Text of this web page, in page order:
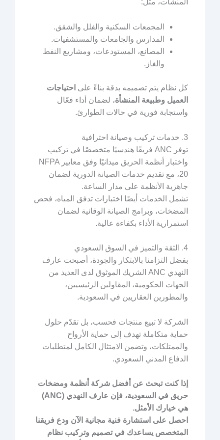
المنشآت، مثل:
المجمعات السكنية والفلل والشقق.
المدارس والجامعات والمستشفيات.
المصانع، المستودعات، ومشاريع النفط
والغاز.
كل نظام يتم تصميمه بدقة بناءً على احتياجات
العميل وطبيعة المنشأة، لضمان أداء فعّال
واستجابة فورية في حالات الطوارئ.
3. خدمات تركيب وصيانة احترافية
توفر ANC فريقًا هندسيًا متخصصًا في تركيب
واختبار أنظمة الحريق ميدانيًا وفق معايير NFPA
20، مع تقديم خدمات الصيانة الدورية لضمان
جاهزية الأنظمة على مدار الساعة.
تشمل الخدمات أيضًا اختبارات تدفق المياه، فحص
المضخات، وبرامج الصيانة الوقائية لضمان
استمرارية الأداء بكفاءة عالية.
4. الثقة والتميز في السوق السعودي
بفضل التزامنا بالابتكار والجودة، أصبحت عارف
النهدي ANC الشريك الموثوق لدى العديد من
الجهات الحكومية، المقاولين الرئيسيين،
والمطورين العقاريين في السعودية.
الشركة لا تبيع منتجات فحسب، بل تقدّم حلول
حماية متكاملة تهدف إلى حماية الأرواح
والممتلكات، وتضمن الامتثال الكامل لمتطلبات
الدفاع المدني السعودي.
إذا كنت تبحث عن أفضل شركة أنظمة ومضخات
حريق في السعودية، فإن عارف النهدي (ANC)
هي خيارك الأمثل.
احصل على استشارة فنية مجانية الآن ودع فريقنا
المتخصص يساعدك في تصميم وتركيب نظام